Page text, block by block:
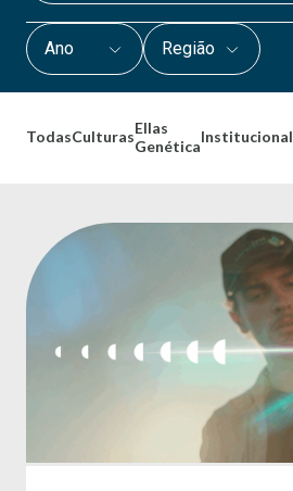
Ano Região
TodasCulturasEllas
GenéticaInstitucional